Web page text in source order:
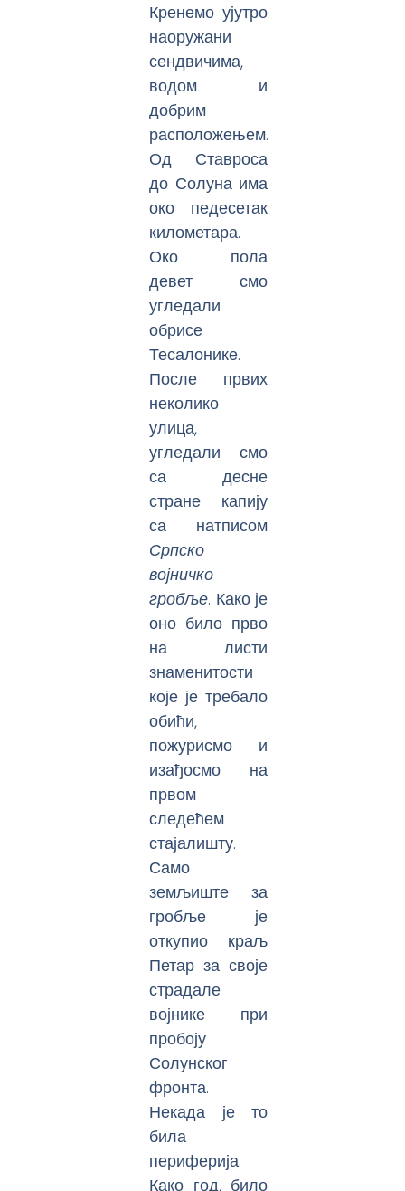
Кренемо ујутро
наоружани
сендвичима,
водом и
добрим
расположењем.
Од Ставроса
до Солуна има
око педесетак
километара.
Око пола
девет смо
угледали
обрисе
Тесалонике.
После првих
неколико
улица,
угледали смо
са десне
стране капију
са натписом
Српско
војничко
гробље. Како је
оно било прво
на листи
знаменитости
које је требало
обићи,
пожурисмо и
изађосмо на
првом
следећем
стајалишту.
Само
земљиште за
гробље је
откупио краљ
Петар за своје
страдале
војнике при
пробоју
Солунског
фронта.
Некада је то
била
периферија.
Како год, било